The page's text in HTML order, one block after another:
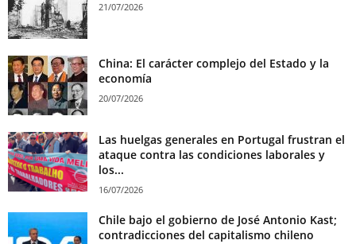
21/07/2026
China: El carácter complejo del Estado y la
economía
20/07/2026
Las huelgas generales en Portugal frustran el
ataque contra las condiciones laborales y
los...
16/07/2026
Chile bajo el gobierno de José Antonio Kast;
contradicciones del capitalismo chileno